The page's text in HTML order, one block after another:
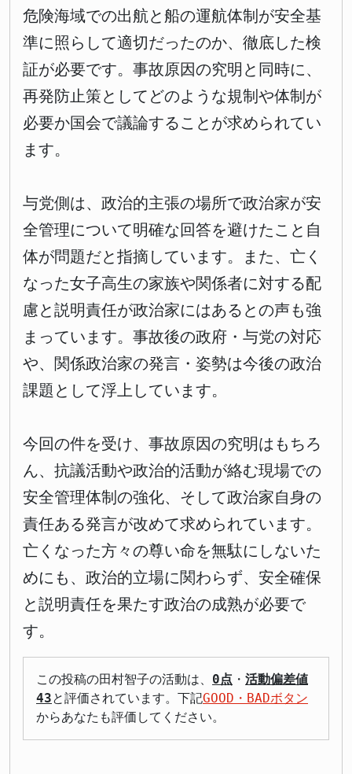
危険海域での出航と船の運航体制が安全基
準に照らして適切だったのか、徹底した検
証が必要です。事故原因の究明と同時に、
再発防止策としてどのような規制や体制が
必要か国会で議論することが求められてい
ます。
与党側は、政治的主張の場所で政治家が安
全管理について明確な回答を避けたこと自
体が問題だと指摘しています。また、亡く
なった女子高生の家族や関係者に対する配
慮と説明責任が政治家にはあるとの声も強
まっています。事故後の政府・与党の対応
や、関係政治家の発言・姿勢は今後の政治
課題として浮上しています。
今回の件を受け、事故原因の究明はもちろ
ん、抗議活動や政治的活動が絡む現場での
安全管理体制の強化、そして政治家自身の
責任ある発言が改めて求められています。
亡くなった方々の尊い命を無駄にしないた
めにも、政治的立場に関わらず、安全確保
と説明責任を果たす政治の成熟が必要で
す。
この投稿の田村智子の活動は、 0点 ・ 活動偏差値
43と評価されています。下記GOOD・BADボタン
からあなたも評価してください。